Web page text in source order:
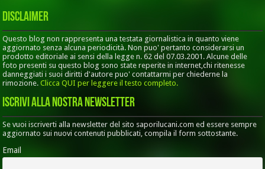
Disclaimer
Questo blog non rappresenta una testata giornalistica in quanto viene
aggiornato senza alcuna periodicità. Non puo' pertanto considerarsi un
prodotto editoriale ai sensi della legge n. 62 del 07.03.2001. Alcune delle
foto presenti su questo blog sono state reperite in internet,chi ritenesse
danneggiati i suoi diritti d'autore puo' contattarmi per chiederne la
rimozione.Clicca QUI per leggere il testo completo.
Iscrivi alla nostra Newsletter
Se vuoi iscriverti alla newsletter del sito saporilucani.com ed essere sempre
aggiornato sui nuovi contenuti pubblicati, compila il form sottostante.
Email